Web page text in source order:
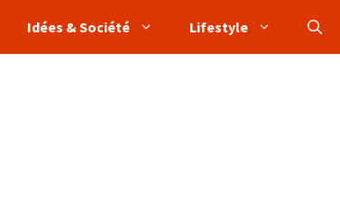
Idées & Société Lifestyle